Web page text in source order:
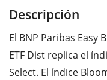
Descripción
El BNP Paribas Easy
ETF Dist replica el
Select. El índice